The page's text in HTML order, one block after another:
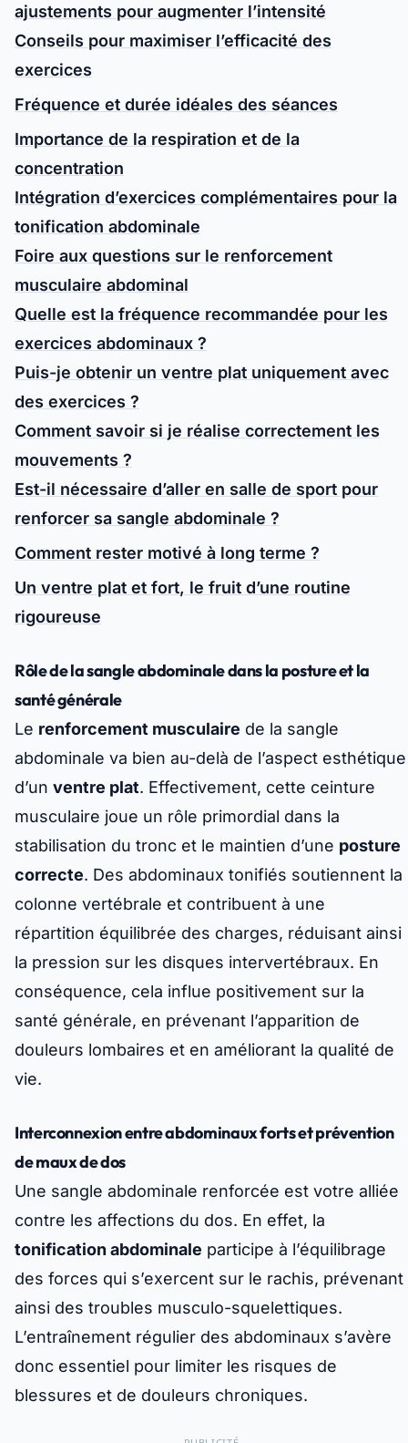
ajustements pour augmenter l’intensité
Conseils pour maximiser l’efficacité des
exercices
Fréquence et durée idéales des séances
Importance de la respiration et de la
concentration
Intégration d’exercices complémentaires pour la
tonification abdominale
Foire aux questions sur le renforcement
musculaire abdominal
Quelle est la fréquence recommandée pour les
exercices abdominaux ?
Puis-je obtenir un ventre plat uniquement avec
des exercices ?
Comment savoir si je réalise correctement les
mouvements ?
Est-il nécessaire d’aller en salle de sport pour
renforcer sa sangle abdominale ?
Comment rester motivé à long terme ?
Un ventre plat et fort, le fruit d’une routine
rigoureuse
Rôle de la sangle abdominale dans la posture et la
santé générale
Le renforcement musculaire de la sangle
abdominale va bien au-delà de l’aspect esthétique
d’un ventre plat. Effectivement, cette ceinture
musculaire joue un rôle primordial dans la
stabilisation du tronc et le maintien d’une posture
correcte. Des abdominaux tonifiés soutiennent la
colonne vertébrale et contribuent à une
répartition équilibrée des charges, réduisant ainsi
la pression sur les disques intervertébraux. En
conséquence, cela influe positivement sur la
santé générale, en prévenant l’apparition de
douleurs lombaires et en améliorant la qualité de
vie.
Interconnexion entre abdominaux forts et prévention
de maux de dos
Une sangle abdominale renforcée est votre alliée
contre les affections du dos. En effet, la
tonification abdominale participe à l’équilibrage
des forces qui s’exercent sur le rachis, prévenant
ainsi des troubles musculo-squelettiques.
L’entraînement régulier des abdominaux s’avère
donc essentiel pour limiter les risques de
blessures et de douleurs chroniques.